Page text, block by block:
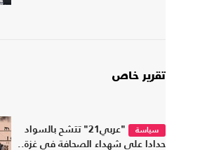
تقرير خاص
سياسة
"عربي21" تتشح بالسواد
حدادا على شهداء الصحافة في غزة..